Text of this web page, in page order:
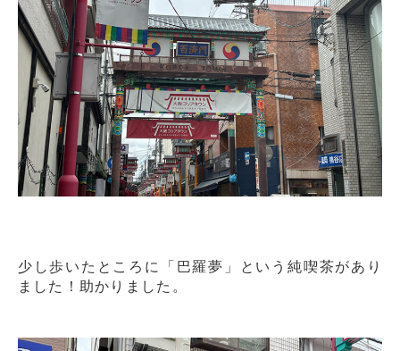
少し歩いたところに「巴羅夢」という純喫茶があり
ました！助かりました。